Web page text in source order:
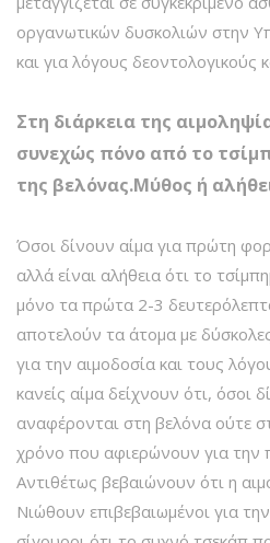
οργανωτικών δυσκολιών στην
και για λόγους δεοντολογικούς
Στη διάρκεια της
συνεχώς πόνο από το
της βελόνας.Μύθος ή
Όσοι δίνουν αίμα για πρώτη
αλλά είναι αλήθεια ότι το
μόνο τα πρώτα 2-3
αποτελούν τα άτομα με
για την αιμοδοσία και τους
κανείς αίμα δείχνουν ότι, όσοι
αναφέρονται στη βελόνα ούτε
χρόνο που αφιερώνουν για την
Αντιθέτως βεβαιώνουν ότι η
Νιώθουν επιβεβαιωμένοι για